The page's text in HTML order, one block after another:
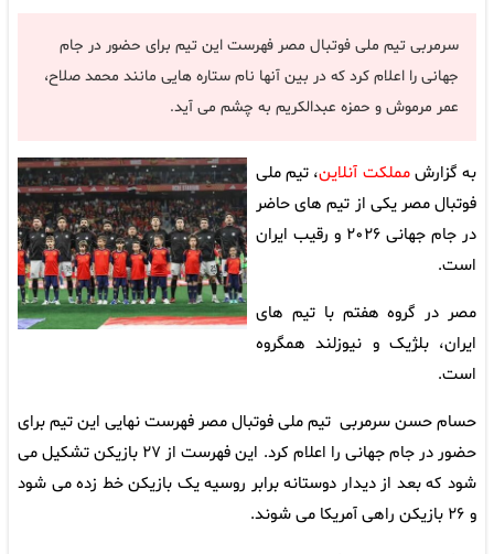
سرمربی تیم ملی فوتبال مصر فهرست این تیم برای حضور در جام
جهانی را اعلام کرد که در بین آنها نام ستاره هایی مانند محمد صلاح،
عمر مرموش و حمزه عبدالکریم به چشم می آید.
به گزارشمملکت آنلاین، تیم ملی
فوتبال مصر یکی از تیم های حاضر
در جام جهانی ۲۰۲۶ و رقیب ایران
است.
مصر در گروه هفتم با تیم های
ایران، بلژیک و نیوزلند همگروه
است.
حسام حسن سرمربی تیم ملی فوتبال مصر فهرست نهایی این تیم برای
حضور در جام جهانی را اعلام کرد. این فهرست از ۲۷ بازیکن تشکیل می
شود که بعد از دیدار دوستانه برابر روسیه یک بازیکن خط زده می شود
و ۲۶ بازیکن راهی آمریکا می شوند.